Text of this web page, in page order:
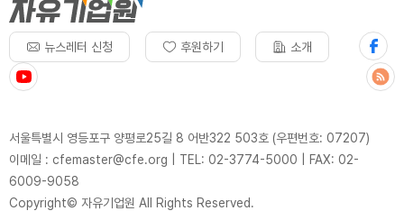
뉴스레터 신청 후원하기 소개
서울특별시 영등포구 양평로25길 8 어반322 503호 (우편번호: 07207)
이메일 : cfemaster@cfe.org
TEL: 02-3774-5000
FAX: 02-
6009-9058
Copyright© 자유기업원 All Rights Reserved.